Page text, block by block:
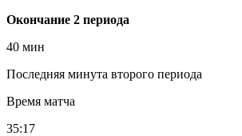
Окончание 2 периода
40 мин
Последняя минута второго периода
Время матча
35:17